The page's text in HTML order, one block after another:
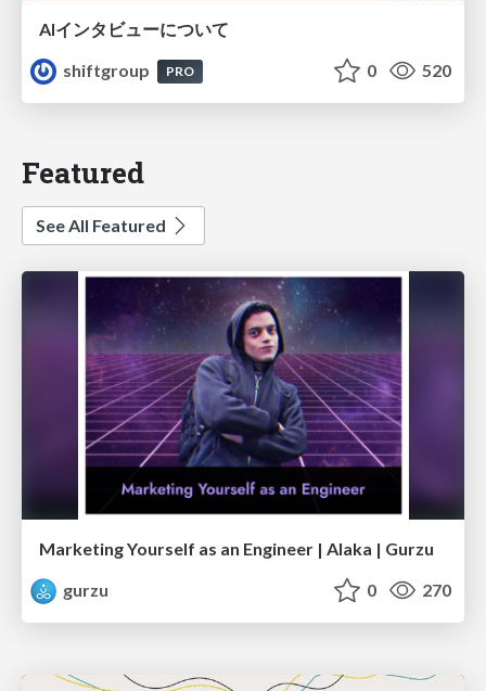
AIインタビューについて
shiftgroup
PRO 0 520
Featured
See All Featured
Marketing Yourself as an Engineer | Alaka | Gurzu
gurzu
0 270